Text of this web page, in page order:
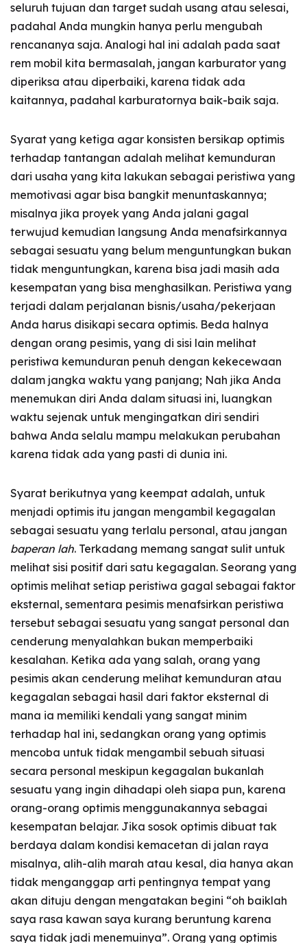
seluruh tujuan dan target sudah usang atau selesai,
padahal Anda mungkin hanya perlu mengubah
rencananya saja. Analogi hal ini adalah pada saat
rem mobil kita bermasalah, jangan karburator yang
diperiksa atau diperbaiki, karena tidak ada
kaitannya, padahal karburatornya baik-baik saja.
Syarat yang ketiga agar konsisten bersikap optimis
terhadap tantangan adalah melihat kemunduran
dari usaha yang kita lakukan sebagai peristiwa yang
memotivasi agar bisa bangkit menuntaskannya;
misalnya jika proyek yang Anda jalani gagal
terwujud kemudian langsung Anda menafsirkannya
sebagai sesuatu yang belum menguntungkan bukan
tidak menguntungkan, karena bisa jadi masih ada
kesempatan yang bisa menghasilkan. Peristiwa yang
terjadi dalam perjalanan bisnis/usaha/pekerjaan
Anda harus disikapi secara optimis. Beda halnya
dengan orang pesimis, yang di sisi lain melihat
peristiwa kemunduran penuh dengan kekecewaan
dalam jangka waktu yang panjang; Nah jika Anda
menemukan diri Anda dalam situasi ini, luangkan
waktu sejenak untuk mengingatkan diri sendiri
bahwa Anda selalu mampu melakukan perubahan
karena tidak ada yang pasti di dunia ini.
Syarat berikutnya yang keempat adalah, untuk
menjadi optimis itu jangan mengambil kegagalan
sebagai sesuatu yang terlalu personal, atau jangan
baperan lah. Terkadang memang sangat sulit untuk
melihat sisi positif dari satu kegagalan. Seorang yang
optimis melihat setiap peristiwa gagal sebagai faktor
eksternal, sementara pesimis menafsirkan peristiwa
tersebut sebagai sesuatu yang sangat personal dan
cenderung menyalahkan bukan memperbaiki
kesalahan. Ketika ada yang salah, orang yang
pesimis akan cenderung melihat kemunduran atau
kegagalan sebagai hasil dari faktor eksternal di
mana ia memiliki kendali yang sangat minim
terhadap hal ini, sedangkan orang yang optimis
mencoba untuk tidak mengambil sebuah situasi
secara personal meskipun kegagalan bukanlah
sesuatu yang ingin dihadapi oleh siapa pun, karena
orang-orang optimis menggunakannya sebagai
kesempatan belajar. Jika sosok optimis dibuat tak
berdaya dalam kondisi kemacetan di jalan raya
misalnya, alih-alih marah atau kesal, dia hanya akan
tidak menganggap arti pentingnya tempat yang
akan dituju dengan mengatakan begini “oh baiklah
saya rasa kawan saya kurang beruntung karena
saya tidak jadi menemuinya”. Orang yang optimis